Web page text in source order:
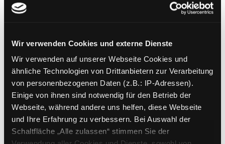
Wir verwenden Cookies und externe Dienste
Wir verwenden auf unserer Webseite Cookies und
ähnliche Technologien von Drittanbietern zur Verarbeitung
von personenbezogenen Daten (z.B.: IP-Adressen).
Einige von ihnen sind notwendig für den Betrieb der
Webseite, während andere uns helfen, diese Webseite
und Ihre Erfahrung zu verbessern. Bei Auswahl der
Schaltfläche „Alle zulassen“ stimmen Sie der
Blu-ray Disc
Verfasser:McKendry, Gary [Regie]
Jahr:2012
Verlag:Grünwald, Concorde Home
Entertainment
Mediengruppe:Belletristik
Die Geschichte der
schweigenden Frauen